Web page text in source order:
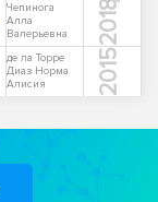
Чепинога
Алла
Валерьевна
2018
де ла Торре
Диаз Норма
Алисия
2015